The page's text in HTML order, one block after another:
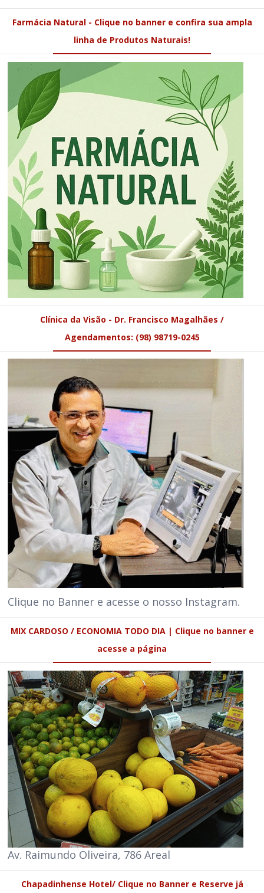
Farmácia Natural - Clique no banner e confira sua ampla
linha de Produtos Naturais!
Clínica da Visão - Dr. Francisco Magalhães /
Agendamentos: (98) 98719-0245
Clique no Banner e acesse o nosso Instagram.
MIX CARDOSO / ECONOMIA TODO DIA | Clique no banner e
acesse a página
Av. Raimundo Oliveira, 786 Areal
Chapadinhense Hotel/ Clique no Banner e Reserve já